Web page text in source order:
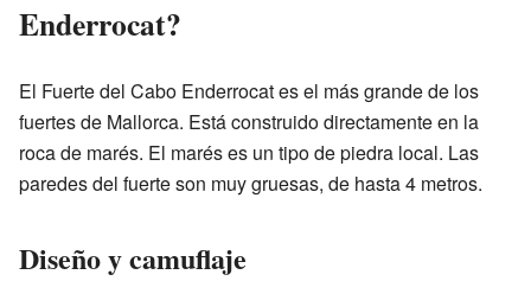
Enderrocat?
El Fuerte del Cabo Enderrocat es el más grande de los
fuertes de Mallorca. Está construido directamente en la
roca de marés. El marés es un tipo de piedra local. Las
paredes del fuerte son muy gruesas, de hasta 4 metros.
Diseño y camuflaje